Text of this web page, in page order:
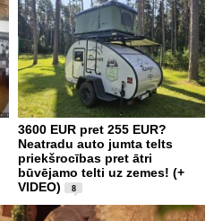
3600 EUR pret 255 EUR?
Neatradu auto jumta telts
priekšrocības pret ātri
būvējamo telti uz zemes! (+
VIDEO)
8